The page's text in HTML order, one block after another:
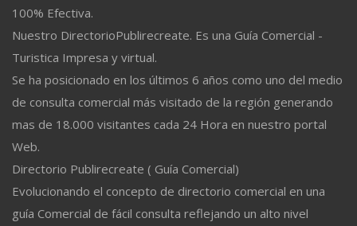
100% Efectiva.
Nuestro DirectorioPublirecreate. Es una Guía Comercial -
Turistica Impresa y virtual.
Se ha posicionado en los últimos 6 años como uno del medio
de consulta comercial más visitado de la región generando
mas de 18.000 visitantes cada 24 Hora en nuestro portal
Web.
Directorio Publirecreate ( Guía Comercial)
Evolucionando el concepto de directorio comercial en una
guía Comercial de fácil consulta reflejando un alto nivel